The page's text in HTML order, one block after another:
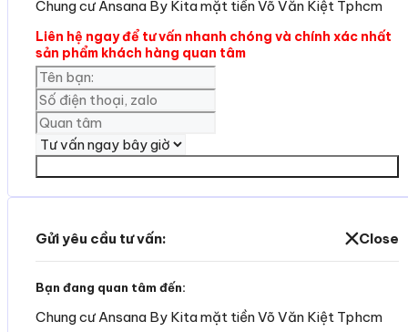
Chung cư Ansana By Kita mặt tiền Võ Văn Kiệt Tphcm
Liên hệ ngay để tư vấn nhanh chóng và chính xác nhất
sản phẩm khách hàng quan tâm
Gửi yêu cầu tư vấn: Close
Bạn đang quan tâm đến:
Chung cư Ansana By Kita mặt tiền Võ Văn Kiệt Tphcm